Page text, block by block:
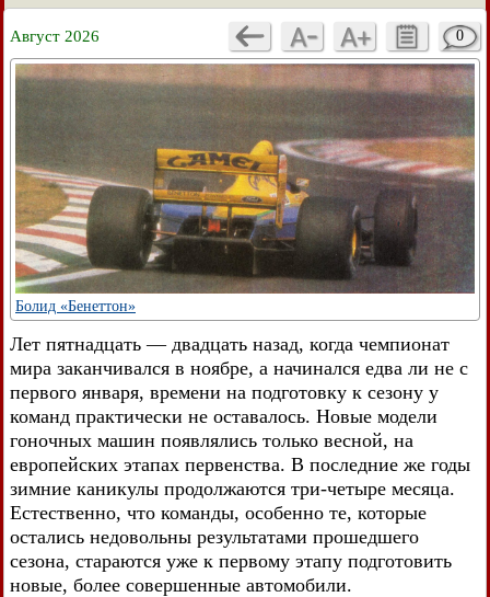
Август 2026 0
Болид «Бенеттон»
Лет пятнадцать — двадцать назад, когда чемпионат
мира заканчивался в ноябре, а начинался едва ли не с
первого января, времени на подготовку к сезону у
команд практически не оставалось. Новые модели
гоночных машин появлялись только весной, на
европейских этапах первенства. В последние же годы
зимние каникулы продолжаются три-четыре месяца.
Естественно, что команды, особенно те, которые
остались недовольны результатами прошедшего
сезона, стараются уже к первому этапу подготовить
новые, более совершенные автомобили.